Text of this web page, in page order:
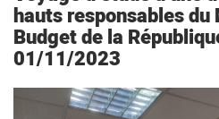
hauts responsables
Budget de la
01/11/2023